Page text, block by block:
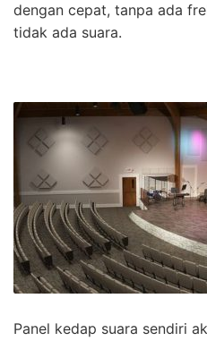
dengan cepat, tanpa ada
tidak ada suara.
Panel kedap suara sendiri